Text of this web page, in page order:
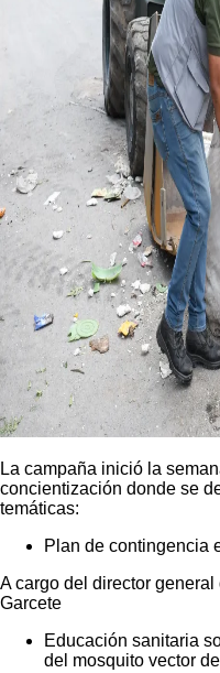
La campaña inició la
concientización donde se
temáticas:
Plan de contingencia
A cargo del director
Garcete
Educación sanitaria
del mosquito vector